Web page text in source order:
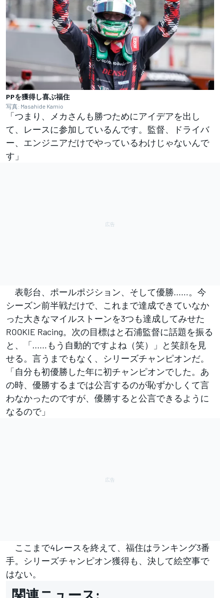
PPを獲得し喜ぶ福住
写真: Masahide Kamio
「つまり、メカさんも勝つためにアイデアを出し
て、レースに参加しているんです。監督、ドライバ
ー、エンジニアだけでやっているわけじゃないんで
す」
表彰台、ポールポジション、そして優勝……。今
シーズン前半戦だけで、これまで達成できていなか
った大きなマイルストーンを3つも達成してみせた
ROOKIE Racing。次の目標はと石浦監督に話題を振る
と、「……もう自動的ですよね（笑）」と笑顔を見
せる。言うまでもなく、シリーズチャンピオンだ。
「自分も初優勝した年に初チャンピオンでした。あ
の時、優勝するまでは公言するのが恥ずかしくて言
わなかったのですが、優勝すると公言できるように
なるので」
ここまで4レースを終えて、福住はランキング3番
手。シリーズチャンピオン獲得も、決して絵空事で
はない。
関連ニュース: